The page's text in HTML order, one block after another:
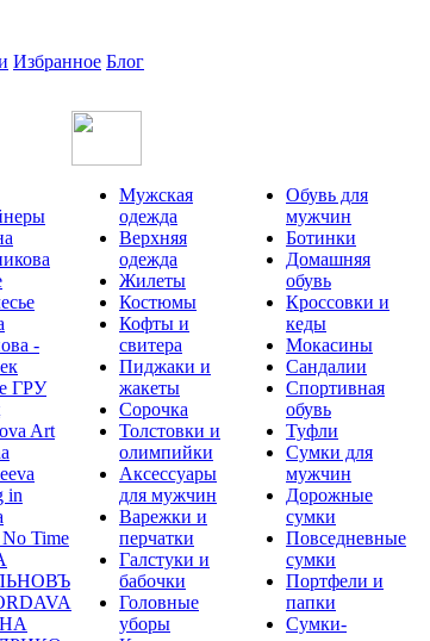
Избранное Блог
-
ГРУ
Art
in
Time
Мужская
одежда
Верхняя
одежда
Жилеты
Костюмы
Кофты и
свитера
Пиджаки и
жакеты
Сорочка
Толстовки и
олимпийки
Аксессуары
для мужчин
Варежки и
перчатки
Галстуки и
бабочки
Головные
уборы
Обувь для
мужчин
Ботинки
Домашняя
обувь
Кроссовки и
кеды
Мокасины
Сандалии
Спортивная
обувь
Туфли
Сумки для
мужчин
Дорожные
сумки
Повседневные
сумки
Портфели и
папки
Сумки-